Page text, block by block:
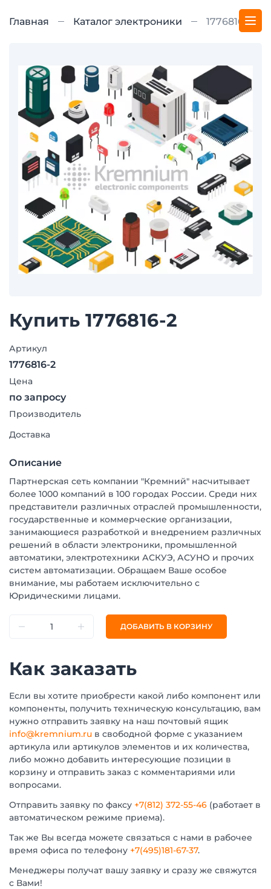
Главная Каталог электроники 1776816-2
Купить 1776816-2
Артикул
1776816-2
Цена
по запросу
Производитель
Доставка
Описание
Партнерская сеть компании "Кремний" насчитывает
более 1000 компаний в 100 городах России. Среди них
представители различных отраслей промышленности,
государственные и коммерческие организации,
занимающиеся разработкой и внедрением различных
решений в области электроники, промышленной
автоматики, электротехники АСКУЭ, АСУНО и прочих
систем автоматизации. Обращаем Ваше особое
внимание, мы работаем исключительно с
Юридическими лицами.
ДОБАВИТЬ В КОРЗИНУ
Как заказать
Если вы хотите приобрести какой либо компонент или
компоненты, получить техническую консультацию, вам
нужно отправить заявку на наш почтовый ящик
info@kremnium.ru в свободной форме с указанием
артикула или артикулов элементов и их количества,
либо можно добавить интересующие позиции в
корзину и отправить заказ с комментариями или
вопросами.
Отправить заявку по факсу +7(812) 372-55-46 (работает в
автоматическом режиме приема).
Так же Вы всегда можете связаться с нами в рабочее
время офиса по телефону +7(495)181-67-37.
Менеджеры получат вашу заявку и сразу же свяжутся
с Вами!